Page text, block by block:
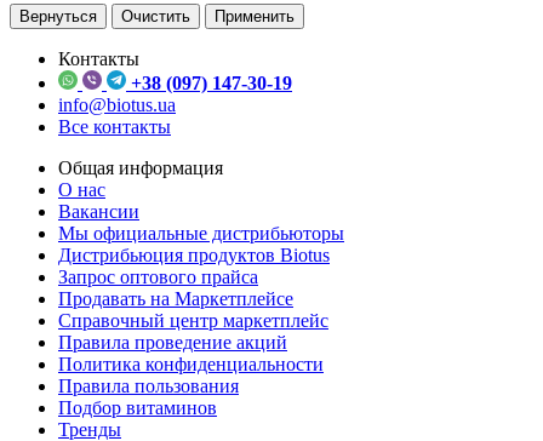
Вернуться Очистить Применить
Контакты
+38 (097) 147-30-19
info@biotus.ua
Все контакты
Общая информация
О нас
Вакансии
Мы официальные дистрибьюторы
Дистрибьюция продуктов Biotus
Запрос оптового прайса
Продавать на Маркетплейсе
Справочный центр маркетплейс
Правила проведение акций
Политика конфиденциальности
Правила пользования
Подбор витаминов
Тренды